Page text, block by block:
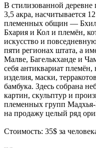
В стилизованной
3,5 акра, насчитывается
племенных общин —
Бхария и Кол и племён,
искусство и
пяти регионах штата, а
Малве, Багелькханде и
себя антиквариат
изделия, маски,
бамбука. Здесь собрана
картин, скульптур и
племенных групп
на продажу целый ряд
Стоимость: 35$ за